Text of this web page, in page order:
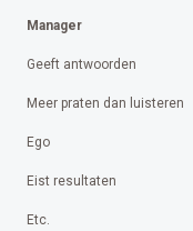
Manager
Geeft antwoorden
Meer praten dan luisteren
Ego
Eist resultaten
Etc.